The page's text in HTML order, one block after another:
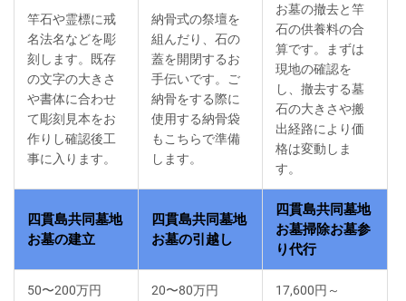
竿石や霊標に戒
名法名などを彫
刻します。既存
の文字の大きさ
や書体に合わせ
て彫刻見本をお
作りし確認後工
事に入ります。
納骨式の祭壇を
組んだり、石の
蓋を開閉するお
手伝いです。ご
納骨をする際に
使用する納骨袋
もこちらで準備
します。
お墓の撤去と竿
石の供養料の合
算です。まずは
現地の確認を
し、撤去する墓
石の大きさや搬
出経路により価
格は変動しま
す。
四貫島共同墓地
お墓の建立
四貫島共同墓地
お墓の引越し
四貫島共同墓地
お墓掃除お墓参
り代行
50〜200万円
20〜80万円
17,600円～